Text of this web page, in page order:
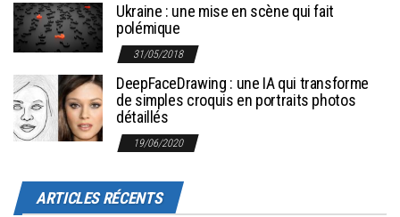
Ukraine : une mise en scène qui fait
polémique
31/05/2018
DeepFaceDrawing : une IA qui transforme
de simples croquis en portraits photos
détaillés
19/06/2020
ARTICLES RÉCENTS